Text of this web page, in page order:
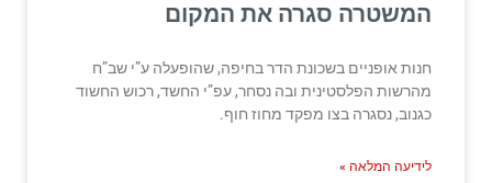
המשטרה סגרה את המקום
חנות אופניים בשכונת הדר בחיפה, שהופעלה ע”י שב”ח
מהרשות הפלסטינית ובה נסחר, עפ”י החשד, רכוש החשוד
כגנוב, נסגרה בצו מפקד מחוז חוף.
לידיעה המלאה »